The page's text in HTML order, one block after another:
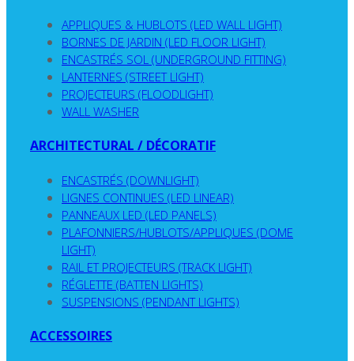
APPLIQUES & HUBLOTS (LED WALL LIGHT)
BORNES DE JARDIN (LED FLOOR LIGHT)
ENCASTRÉS SOL (UNDERGROUND FITTING)
LANTERNES (STREET LIGHT)
PROJECTEURS (FLOODLIGHT)
WALL WASHER
ARCHITECTURAL / DÉCORATIF
ENCASTRÉS (DOWNLIGHT)
LIGNES CONTINUES (LED LINEAR)
PANNEAUX LED (LED PANELS)
PLAFONNIERS/HUBLOTS/APPLIQUES (DOME
LIGHT)
RAIL ET PROJECTEURS (TRACK LIGHT)
RÉGLETTE (BATTEN LIGHTS)
SUSPENSIONS (PENDANT LIGHTS)
ACCESSOIRES